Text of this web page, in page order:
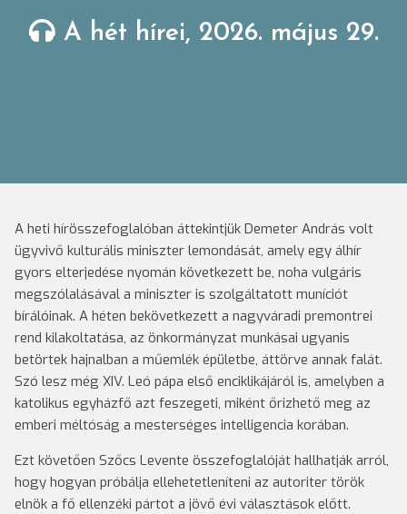
A hét hírei, 2026. május 29.
A heti hírösszefoglalóban áttekintjük Demeter András volt
ügyvivő kulturális miniszter lemondását, amely egy álhír
gyors elterjedése nyomán következett be, noha vulgáris
megszólalásával a miniszter is szolgáltatott muníciót
bírálóinak. A héten bekövetkezett a nagyváradi premontrei
rend kilakoltatása, az önkormányzat munkásai ugyanis
betörtek hajnalban a műemlék épületbe, áttörve annak falát.
Szó lesz még XIV. Leó pápa első enciklikájáról is, amelyben a
katolikus egyházfő azt feszegeti, miként őrizhető meg az
emberi méltóság a mesterséges intelligencia korában.
Ezt követően Szőcs Levente összefoglalóját hallhatják arról,
hogy hogyan próbálja ellehetetleníteni az autoriter török
elnök a fő ellenzéki pártot a jövő évi választások előtt.